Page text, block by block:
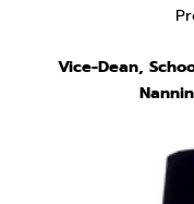
Vice-Dean,